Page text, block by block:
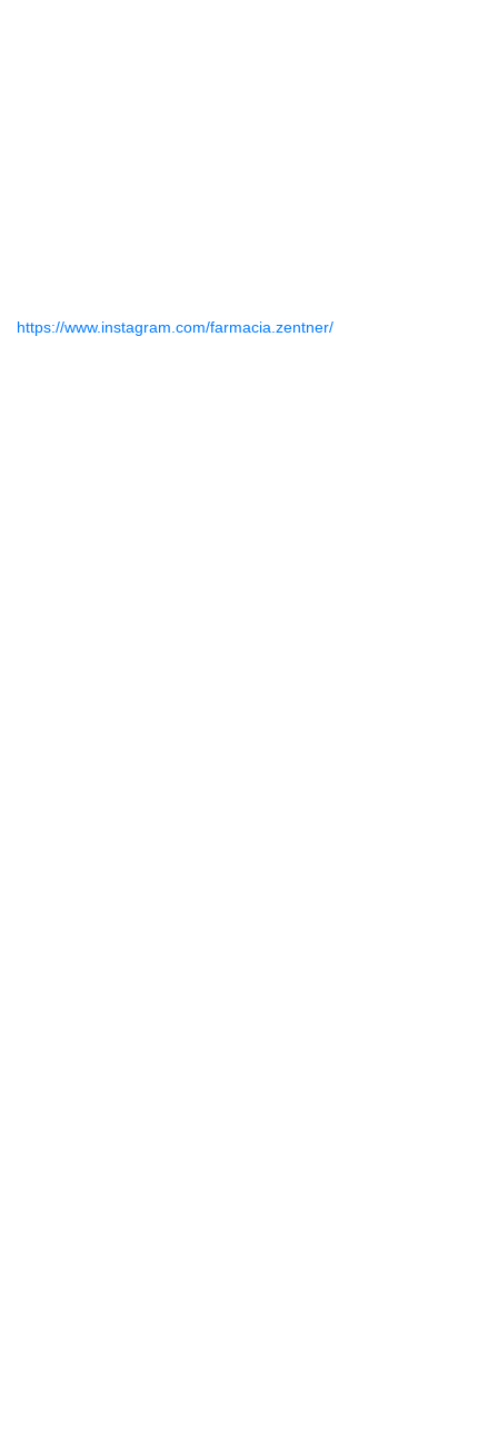
https://www.instagram.com/farmacia.zentner/